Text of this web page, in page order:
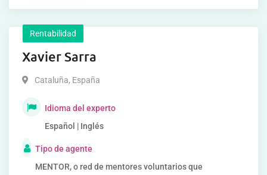
Rentabilidad
Xavier Sarra
Cataluña, España
Idioma del experto
Español | Inglés
Tipo de agente
MENTOR, o red de mentores voluntarios que